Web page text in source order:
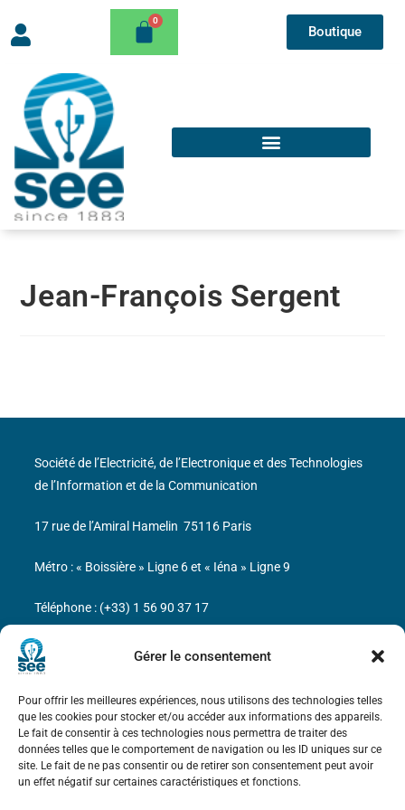
Gérer le consentement
Pour offrir les meilleures expériences, nous utilisons des technologies telles
que les cookies pour stocker et/ou accéder aux informations des appareils.
Le fait de consentir à ces technologies nous permettra de traiter des
données telles que le comportement de navigation ou les ID uniques sur ce
site. Le fait de ne pas consentir ou de retirer son consentement peut avoir
un effet négatif sur certaines caractéristiques et fonctions.
Boutique
Jean-François Sergent
Bicentenaire des découvertes d’André-
Marie Ampère
Mentions légales
Société de l’Electricité, de l’Electronique et des Technologies
de l’Information et de la Communication
17 rue de l’Amiral Hamelin 75116 Paris
Métro : « Boissière » Ligne 6 et « Iéna » Ligne 9
Téléphone : (+33) 1 56 90 37 17
N° de SIREN : 785 393 232, Code APE : 9412Z TVA intra-
communautaire : FR44 785 393 232